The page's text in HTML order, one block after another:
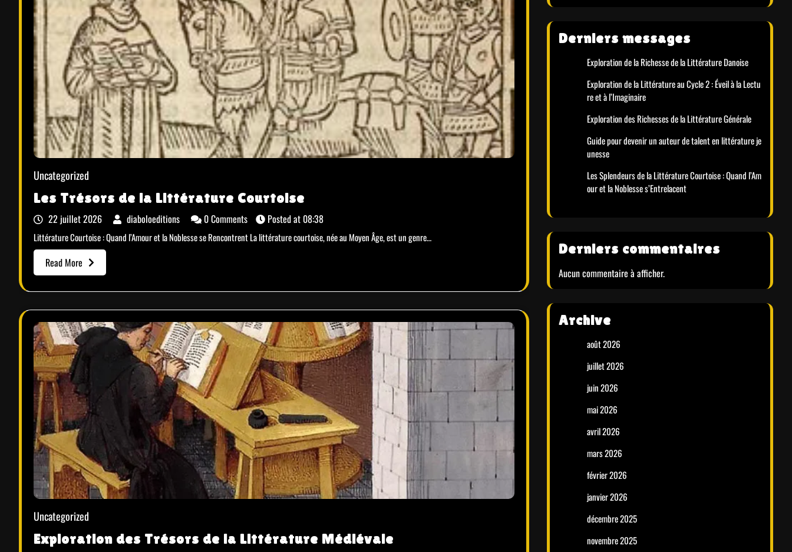
Uncategorized
Les Trésors de la Littérature Courtoise
22 juillet 2026 diaboloeditions 0 Comments Posted at 08:38
Littérature Courtoise : Quand l’Amour et la Noblesse se Rencontrent La littérature courtoise, née au Moyen Âge, est un genre…
Read More
Uncategorized
Exploration des Trésors de la Littérature Médiévale
Derniers messages
Exploration de la Richesse de la Littérature Danoise
Exploration de la Littérature au Cycle 2 : Éveil à la Lectu
re et à l’Imaginaire
Exploration des Richesses de la Littérature Générale
Guide pour devenir un auteur de talent en littérature je
unesse
Les Splendeurs de la Littérature Courtoise : Quand l’Am
our et la Noblesse s’Entrelacent
Derniers commentaires
Aucun commentaire à afficher.
Archive
août 2026
juillet 2026
juin 2026
mai 2026
avril 2026
mars 2026
février 2026
janvier 2026
décembre 2025
novembre 2025